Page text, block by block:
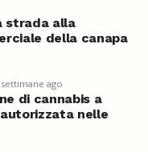
strada alla
della canapa
settimane ago
di cannabis a
nelle